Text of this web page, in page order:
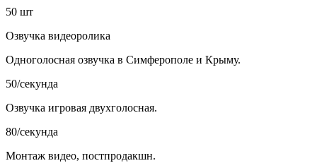
50 шт
Озвучка видеоролика
Одноголосная озвучка в Симферополе и Крыму.
50/секунда
Озвучка игровая двухголосная.
80/секунда
Монтаж видео, постпродакшн.